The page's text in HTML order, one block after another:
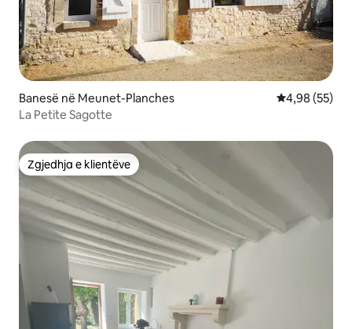
Banesë në Meunet-Planches Vlerësimi
4,98 (55)
La Petite Sagotte
Zgjedhja e klientëve
Zgjedhja e klientëve